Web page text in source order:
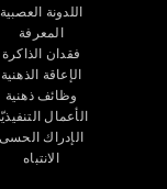
اللدونة العصبية
المعرفة
فقدان الذاكرة
الإعاقة الذهنية
وظائف ذهنية
الأعمال
الإدراك الحسى
الانتباه